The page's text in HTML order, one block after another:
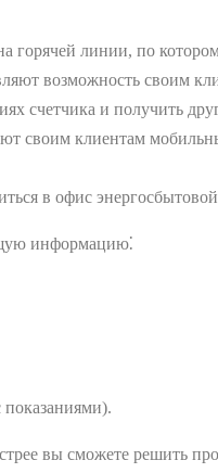
горячей линии, по
возможность своим
счетчика и получить
своим клиентам
в офис
информацию⁚
вы сможете решить